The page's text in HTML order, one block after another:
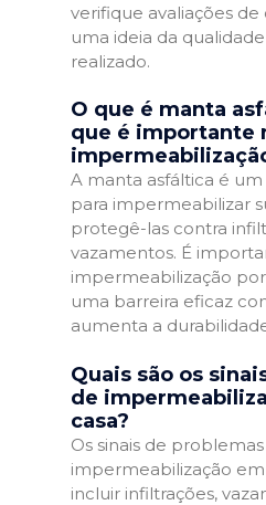
verifique avaliações
uma ideia da
realizado.
O que é manta
que é importante
A manta asfáltica é
para impermeabilizar
protegê-las contra
vazamentos. É
impermeabilização
uma barreira eficaz
aumenta a
Quais são os
de
casa?
Os sinais de
impermeabilização
incluir infiltrações,